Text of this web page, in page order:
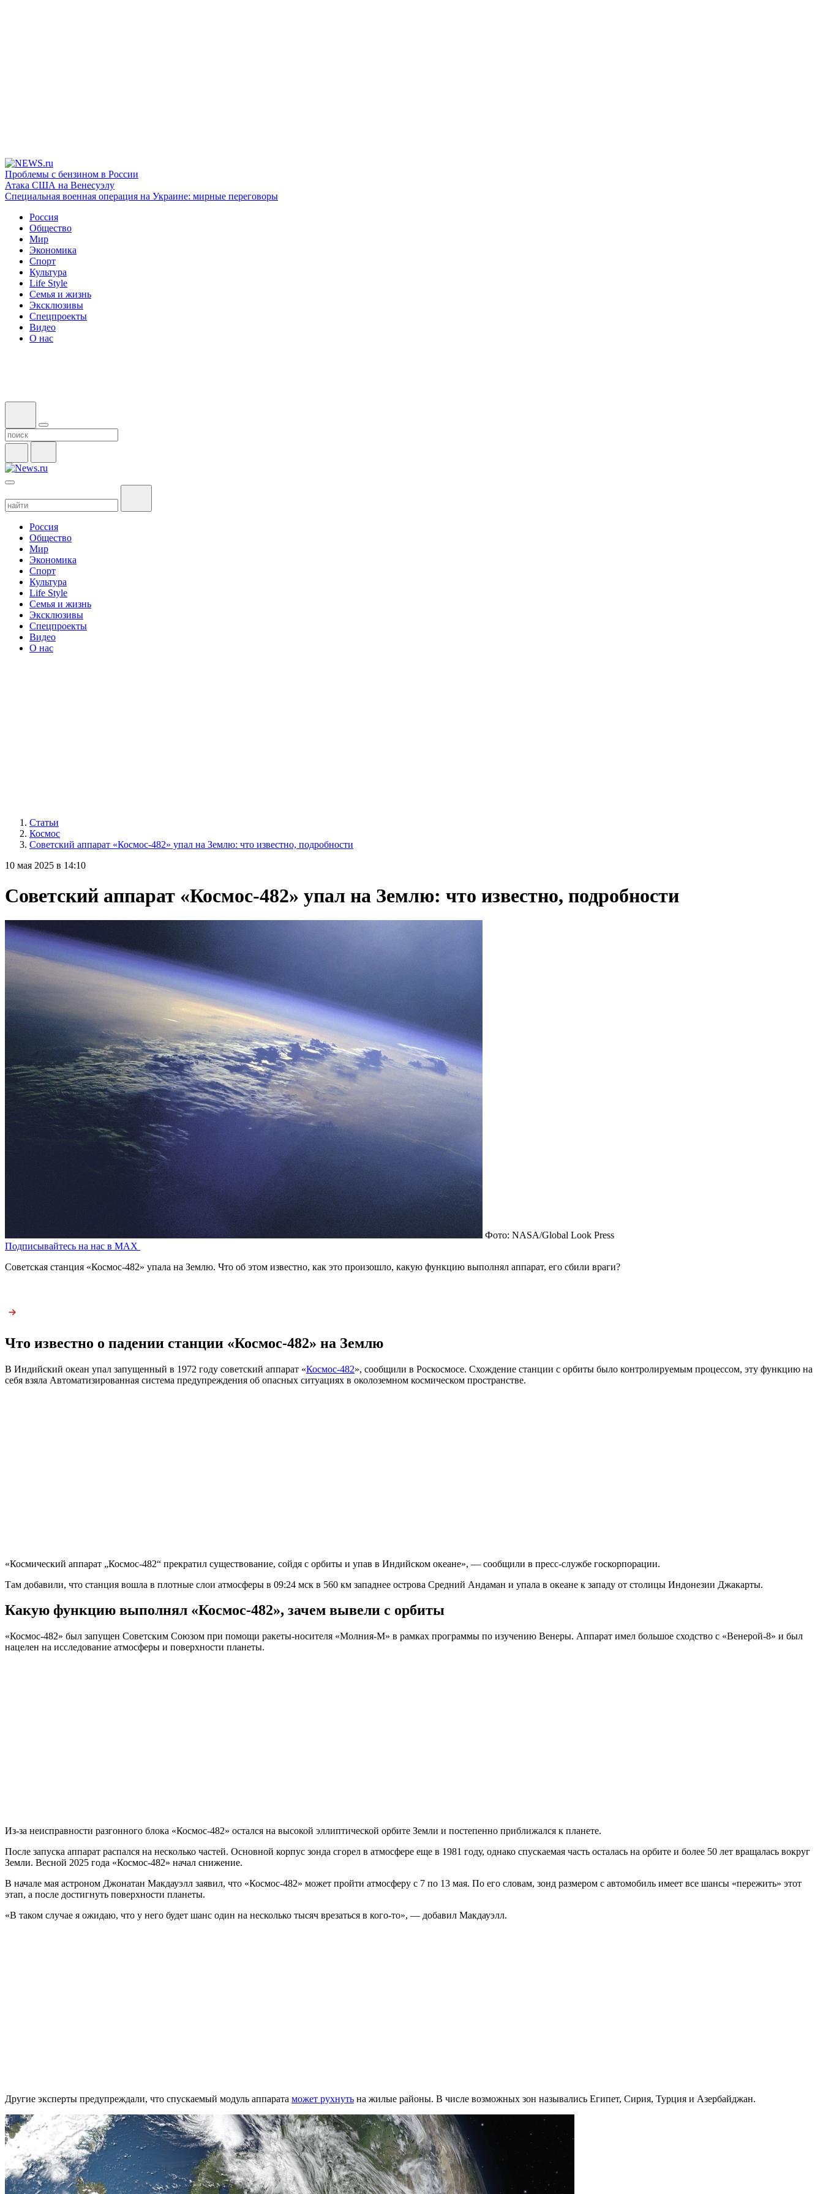
Проблемы с бензином в России
Атака США на Венесуэлу
Специальная военная операция на Украине: мирные переговоры
Россия
Общество
Мир
Экономика
Спорт
Культура
Life Style
Семья и жизнь
Эксклюзивы
Спецпроекты
Видео
О нас
Россия
Общество
Мир
Экономика
Спорт
Культура
Life Style
Семья и жизнь
Эксклюзивы
Спецпроекты
Видео
О нас
Статьи
Космос
Советский аппарат «Космос-482» упал на Землю: что известно, подробности
10 мая 2025 в 14:10
Советский аппарат «Космос-482» упал на Землю: что известно, подробности
Фото: NASA/Global Look Press
Подписывайтесь на нас в MAX
Советская станция «Космос-482» упала на Землю. Что об этом известно, как это произошло, какую функцию выполнял аппарат, его сбили враги?
Что известно о падении станции «Космос-482» на Землю
В Индийский океан упал запущенный в 1972 году советский аппарат «Космос-482», сообщили в Роскосмосе. Схождение станции с орбиты было контролируемым процессом, эту функцию на
себя взяла Автоматизированная система предупреждения об опасных ситуациях в околоземном космическом пространстве.
«Космический аппарат „Космос-482“ прекратил существование, сойдя с орбиты и упав в Индийском океане», — сообщили в пресс-службе госкорпорации.
Там добавили, что станция вошла в плотные слои атмосферы в 09:24 мск в 560 км западнее острова Средний Андаман и упала в океане к западу от столицы Индонезии Джакарты.
Какую функцию выполнял «Космос-482», зачем вывели с орбиты
«Космос-482» был запущен Советским Союзом при помощи ракеты-носителя «Молния-М» в рамках программы по изучению Венеры. Аппарат имел большое сходство с «Венерой-8» и был
нацелен на исследование атмосферы и поверхности планеты.
Из-за неисправности разгонного блока «Космос-482» остался на высокой эллиптической орбите Земли и постепенно приближался к планете.
После запуска аппарат распался на несколько частей. Основной корпус зонда сгорел в атмосфере еще в 1981 году, однако спускаемая часть осталась на орбите и более 50 лет вращалась вокруг
Земли. Весной 2025 года «Космос-482» начал снижение.
В начале мая астроном Джонатан Макдауэлл заявил, что «Космос-482» может пройти атмосферу с 7 по 13 мая. По его словам, зонд размером с автомобиль имеет все шансы «пережить» этот
этап, а после достигнуть поверхности планеты.
«В таком случае я ожидаю, что у него будет шанс один на несколько тысяч врезаться в кого-то», — добавил Макдауэлл.
Другие эксперты предупреждали, что спускаемый модуль аппарата может рухнуть на жилые районы. В числе возможных зон назывались Египет, Сирия, Турция и Азербайджан.